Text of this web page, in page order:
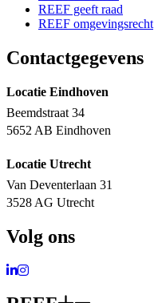
REEF geeft raad
REEF omgevingsrecht
Contactgegevens
Locatie Eindhoven
Beemdstraat 34
5652 AB Eindhoven
Locatie Utrecht
Van Deventerlaan 31
3528 AG Utrecht
Volg ons
Ga naar LinkedIn
Ga naar Instagram